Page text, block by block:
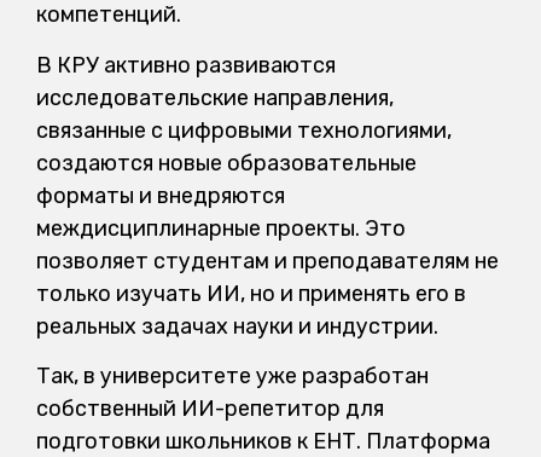
компетенций.
В КРУ активно развиваются
исследовательские направления,
связанные с цифровыми технологиями,
создаются новые образовательные
форматы и внедряются
междисциплинарные проекты. Это
позволяет студентам и преподавателям не
только изучать ИИ, но и применять его в
реальных задачах науки и индустрии.
Так, в университете уже разработан
собственный ИИ-репетитор для
подготовки школьников к ЕНТ. Платформа